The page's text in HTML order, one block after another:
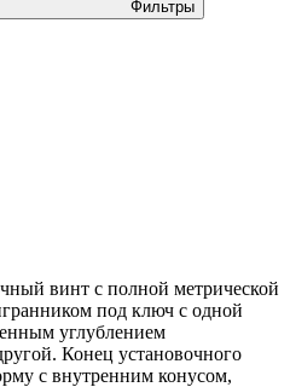
Фильтры
винт с полной метрической
под ключ с одной
углублением
Конец установочного
с внутренним конусом,